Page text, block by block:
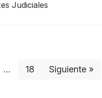
Judiciales
… 18 Siguiente »